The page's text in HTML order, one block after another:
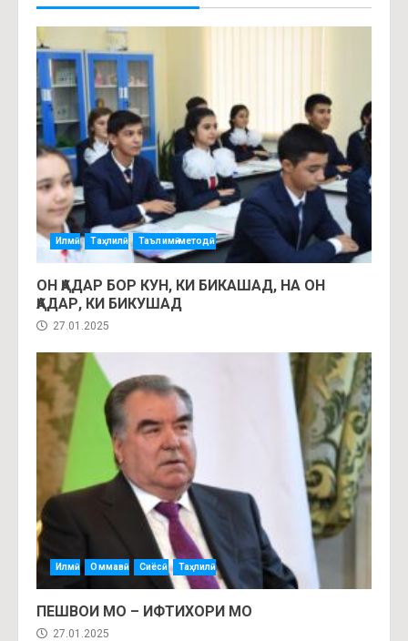
Илмӣ Таҳлилӣ Таълимӣ-методӣ
ОН ҚАДАР БОР КУН, КИ БИКАШАД, НА ОН
ҚАДАР, КИ БИКУШАД
27.01.2025
Илмӣ Оммавӣ Сиёсӣ Таҳлилӣ
ПЕШВОИ МО – ИФТИХОРИ МО
27.01.2025